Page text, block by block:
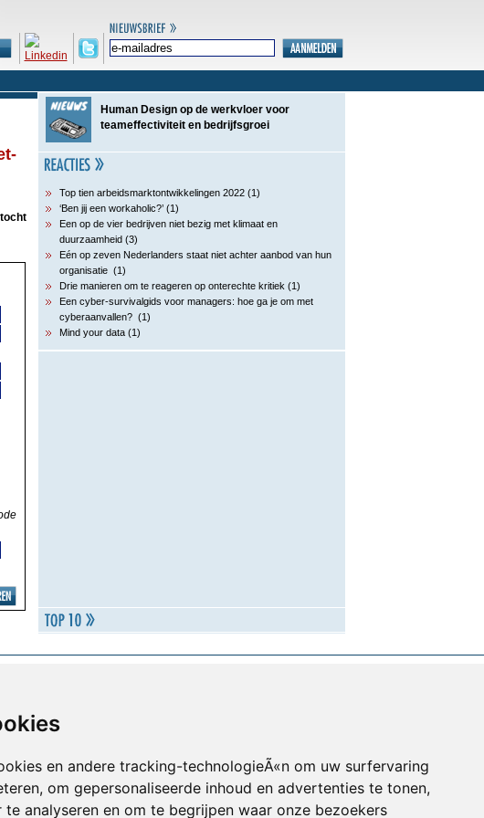
en andere tracking-technologieÃ«n om uw surfervaring
om gepersonaliseerde inhoud en advertenties te tonen,
analyseren en om te begrijpen waar onze bezoekers
Human Design op de werkvloer voor
teameffectiviteit en bedrijfsgroei
Top tien arbeidsmarktontwikkelingen 2022 (1)
‘Ben jij een workaholic?’ (1)
Een op de vier bedrijven niet bezig met klimaat en
duurzaamheid (3)
Eén op zeven Nederlanders staat niet achter aanbod van hun
organisatie (1)
Drie manieren om te reageren op onterechte kritiek (1)
Een cyber-survivalgids voor managers: hoe ga je om met
cyberaanvallen? (1)
Mind your data (1)